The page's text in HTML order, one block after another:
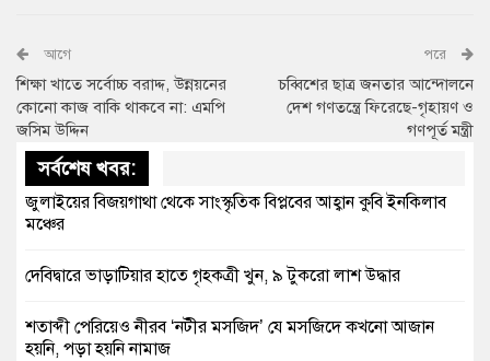
আগে
শিক্ষা খাতে সর্বোচ্চ বরাদ্দ, উন্নয়নের
কোনো কাজ বাকি থাকবে না: এমপি
জসিম উদ্দিন
পরে
চব্বিশের ছাত্র জনতার আন্দোলনে
দেশ গণতন্ত্রে ফিরেছে-গৃহায়ণ ও
গণপূর্ত মন্ত্রী
সর্বশেষ খবর:
জুলাইয়ের বিজয়গাথা থেকে সাংস্কৃতিক বিপ্লবের আহ্বান কুবি ইনকিলাব
মঞ্চের
দেবিদ্বারে ভাড়াটিয়ার হাতে গৃহকত্রী খুন, ৯ টুকরো লাশ উদ্ধার
শতাব্দী পেরিয়েও নীরব ‘নটীর মসজিদ’ যে মসজিদে কখনো আজান
হয়নি, পড়া হয়নি নামাজ